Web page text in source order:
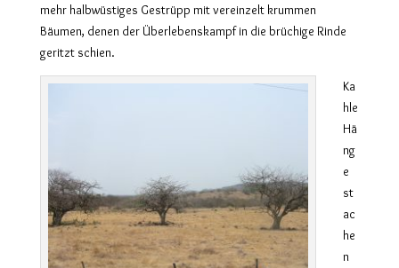
mehr halbwüstiges Gestrüpp mit vereinzelt krummen
Bäumen, denen der Überlebenskampf in die brüchige Rinde
geritzt schien.
Ka
hle
Hä
ng
e
st
ac
he
n